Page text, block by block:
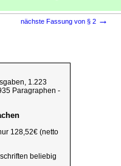
nächste Fassung von § 2 →
1.223
Paragraphen -
128,52€ (netto
beliebig